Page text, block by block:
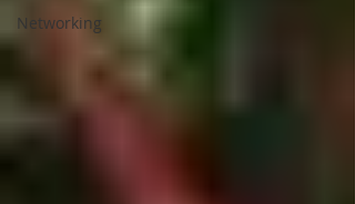
Networking